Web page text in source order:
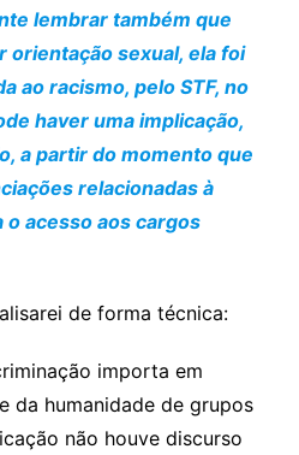
lembrar também que
orientação sexual, ela foi
ao racismo, pelo STF, no
haver uma implicação,
a partir do momento que
relacionadas à
acesso aos cargos
de forma técnica:
importa em
da humanidade de grupos
não houve discurso